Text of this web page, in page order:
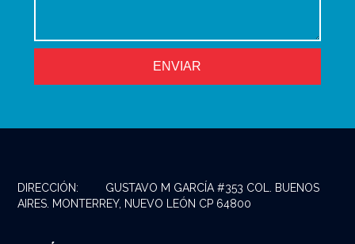
DIRECCIÓN:
GUSTAVO M GARCÍA #353 COL. BUENOS
AIRES. MONTERREY, NUEVO LEÓN CP 64800